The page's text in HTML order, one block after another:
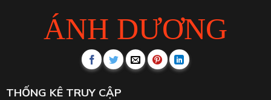
ÁNH DƯƠNG
THỐNG KÊ TRUY CẬP